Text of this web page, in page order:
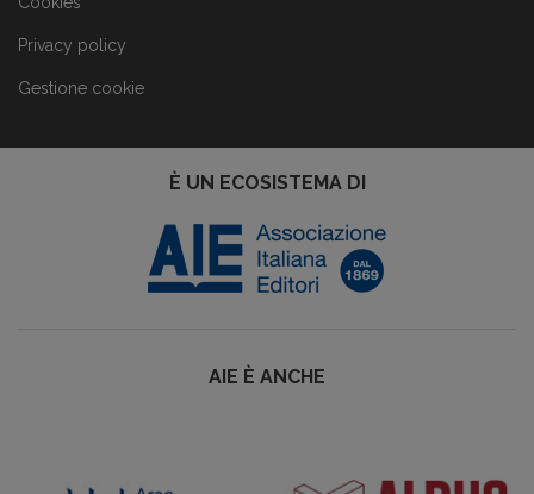
Privacy policy
Gestione cookie
È UN ECOSISTEMA DI
AIE È ANCHE